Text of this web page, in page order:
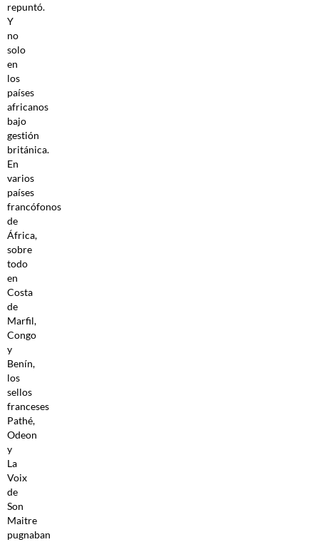
repuntó.
Y
no
solo
en
los
países
africanos
bajo
gestión
británica.
En
varios
países
francófonos
de
África,
sobre
todo
en
Costa
de
Marfil,
Congo
y
Benín,
los
sellos
franceses
Pathé,
Odeon
y
La
Voix
de
Son
Maitre
pugnaban